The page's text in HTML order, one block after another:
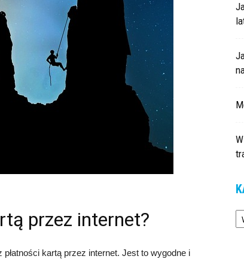
przez internet?
kartą przez internet. Jest to wygodne i